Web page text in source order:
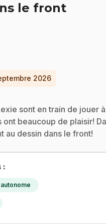
le front
2026
sont en train de jouer
ont beaucoup de plaisir!
au dessin dans le front!
: